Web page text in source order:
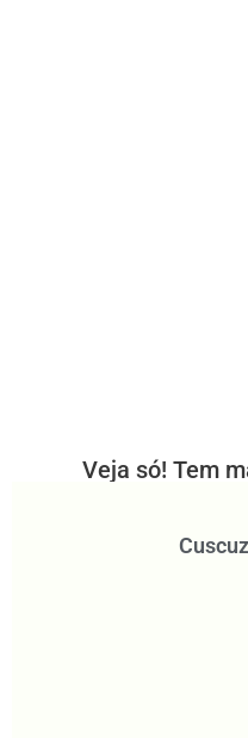
Veja só! Tem